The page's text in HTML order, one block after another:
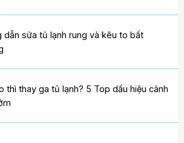
dẫn sửa tủ lạnh rung và kêu to bất
thì thay ga tủ lạnh? 5 Top dấu hiệu cảnh